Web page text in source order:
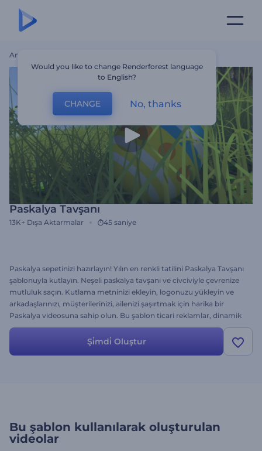
Ana Sayfa
Paskalya Tavşanı
13K+ Dışa Aktarmalar 45 saniye
Paskalya sepetinizi hazırlayın! Yılın en renkli tatilini Paskalya Tavşanı
şablonuyla kutlayın. Neşeli paskalya tavşanı ve civciviyle çevrenize
mutluluk saçın. Kutlama metninizi ekleyin, logonuzu yükleyin ve
arkadaşlarınızı, müşterilerinizi, ailenizi şaşırtmak için harika bir
Paskalya videosuna sahip olun. Bu şablon ticari reklamlar, dinamik
Paskalya kartları, tatil kutlamaları ve çok daha fazlası için uygundur.
Tüm sevdiklerinize Mutlu Paskalyalar dileyin!
Şi̇mdi̇ Oluştur
Bu şablon kullanılarak oluşturulan
videolar
Would you like to change Renderforest language
to English?
CHANGE No, thanks